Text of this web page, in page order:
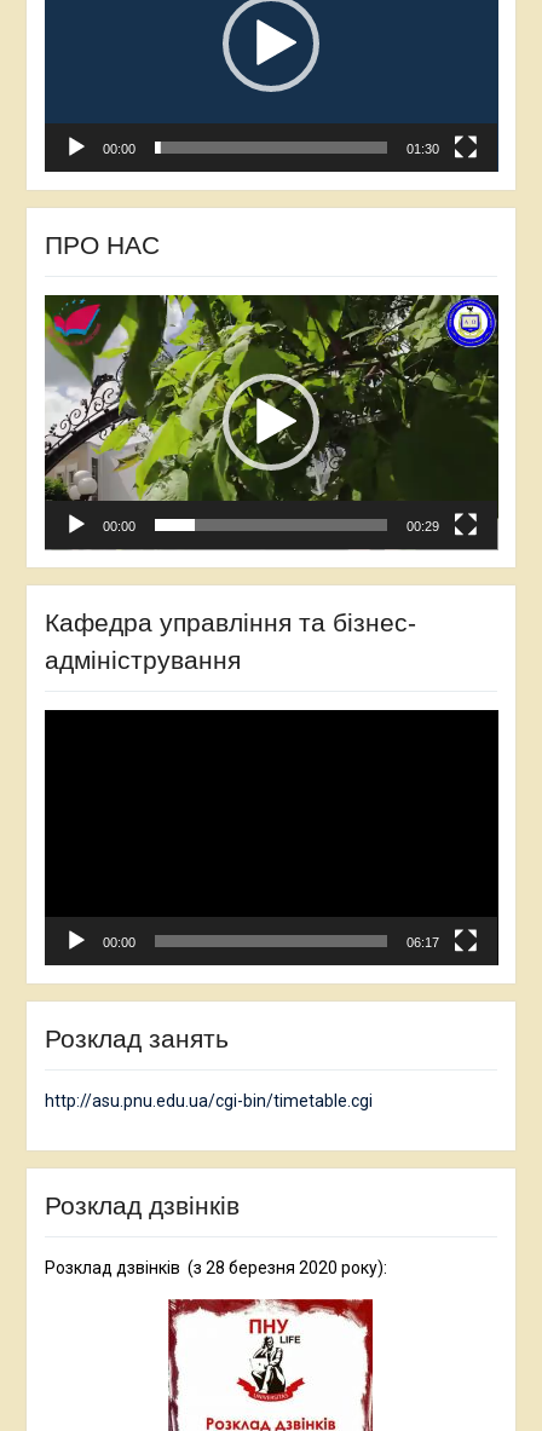
00:00 01:30
ПРО НАС
Відеопрогравач
00:00 00:29
Кафедра управління та бізнес-
адміністрування
00:00 06:17
Розклад занять
http://asu.pnu.edu.ua/cgi-bin/timetable.cgi
Розклад дзвінків
Розклад дзвінків (з 28 березня 2020 року):